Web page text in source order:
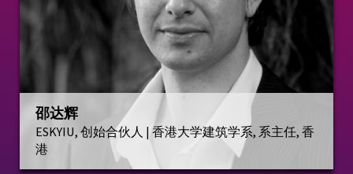
邵达辉
ESKYIU, 创始合伙人 | 香港大学建筑学系, 系主任, 香
港